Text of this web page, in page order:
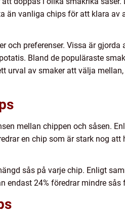
än vanliga chips för att klara av
preferenser. Vissa är gjorda
Bland de populäraste
urval av smaker att välja
mellan chippen och såsen.
en chip som är stark nog
sås på varje chip. Enligt
endast 24% föredrar mindre